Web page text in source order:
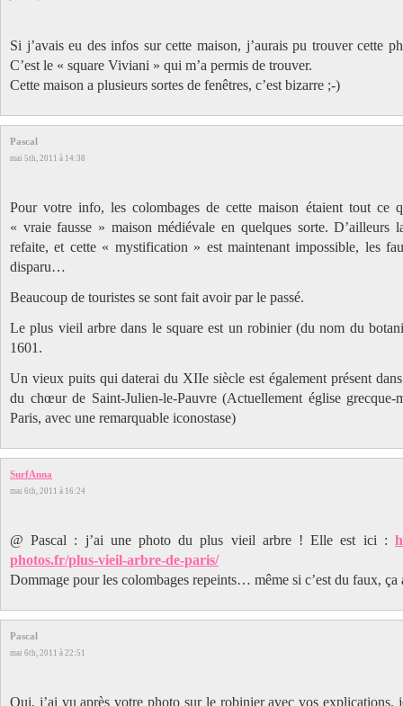
Si j’avais eu des infos sur cette maison, j’aurais pu trouver cette
C’est le « square Viviani » qui m’a permis de trouver.
Cette maison a plusieurs sortes de fenêtres, c’est bizarre ;-)
Pascal
mai 5th, 2011 à 14:38
Pour votre info, les colombages de cette maison étaient tout ce
« vraie fausse » maison médiévale en quelques sorte. D’ailleurs
refaite, et cette « mystification » est maintenant impossible, les
disparu…
Beaucoup de touristes se sont fait avoir par le passé.
Le plus vieil arbre dans le square est un robinier (du nom du
1601.
Un vieux puits qui daterai du XIIe siècle est également présent
du chœur de Saint-Julien-le-Pauvre (Actuellement église grecque-
Paris, avec une remarquable iconostase)
SurfAnna
mai 6th, 2011 à 16:24
@ Pascal : j’ai une photo du plus vieil arbre ! Elle est ici :
photos.fr/plus-vieil-arbre-de-paris/
Dommage pour les colombages repeints… même si c’est du faux, ça
Pascal
mai 6th, 2011 à 22:51
Oui, j’ai vu après votre photo sur le robinier avec vos explications.